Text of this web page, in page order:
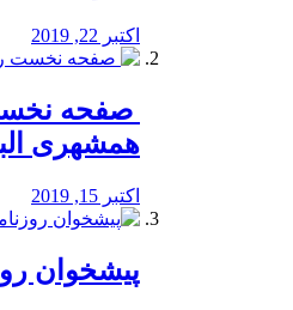
اکتبر 22, 2019
صفحه
همشهری
اکتبر 15, 2019
پیشخوان